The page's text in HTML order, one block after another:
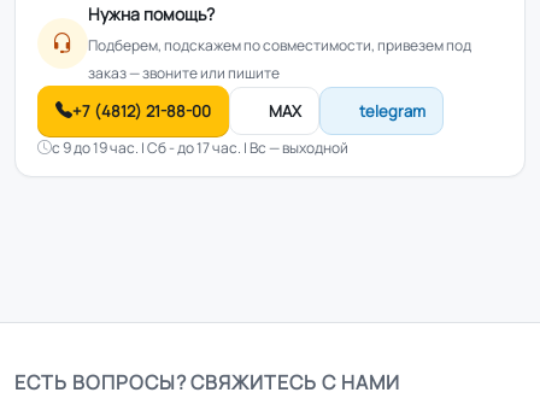
Нужна помощь?
Подберем, подскажем по совместимости, привезем под
заказ — звоните или пишите
+7 (4812) 21-88-00 MAX telegram
с 9 до 19 час. | Сб - до 17 час. | Вс — выходной
ЕСТЬ ВОПРОСЫ? СВЯЖИТЕСЬ С НАМИ